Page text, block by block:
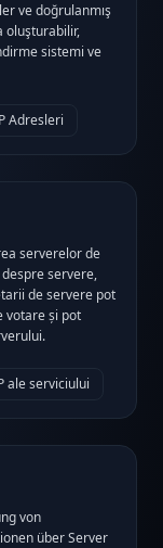
ve doğrulanmış
oluşturabilir,
sistemi ve
Adresleri
serverelor de
servere,
de servere pot
votare și pot
ale serviciului
von
über Server